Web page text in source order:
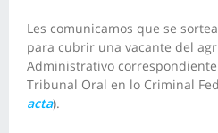
Les comunicamos que se
para cubrir una vacante del
Administrativo
Tribunal Oral en lo Criminal
acta).